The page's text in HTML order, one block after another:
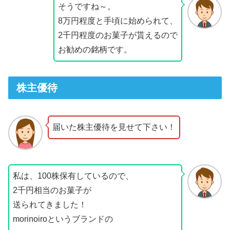
そうですね～。
8万円程度と手頃に始められて、
2千円程度のお菓子が貰えるので
お勧めの銘柄です。
株主優待
届いた株主優待を見せて下さい！
私は、100株保有しているので、
2千円相当のお菓子が
送られてきました！
morinoiroというブランドの